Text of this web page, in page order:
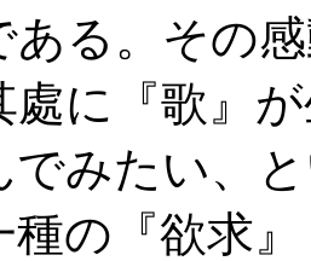
ある。その
處に『歌』
みたい、
種の『欲求